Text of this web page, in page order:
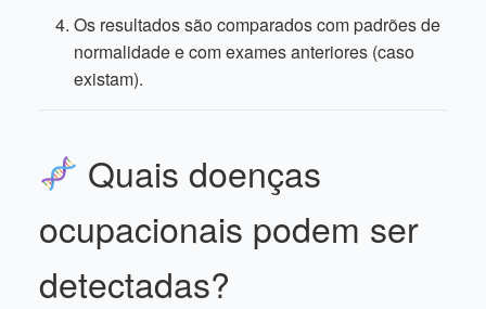
Os resultados são comparados com padrões de
normalidade e com exames anteriores (caso
existam).
Quais doenças
ocupacionais podem ser
detectadas?